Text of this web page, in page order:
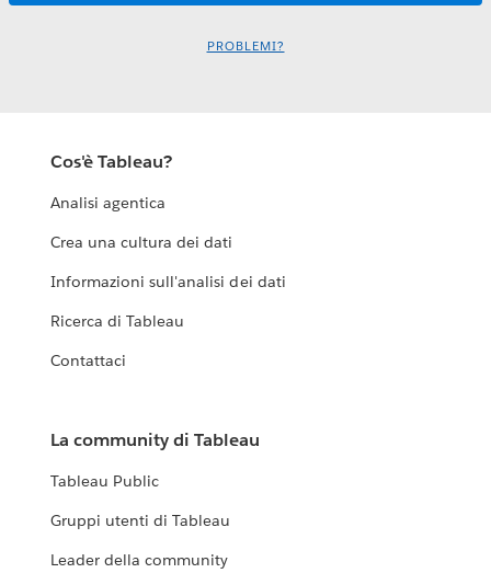
PROBLEMI?
Cos'è Tableau?
Analisi agentica
Crea una cultura dei dati
Informazioni sull'analisi dei dati
Ricerca di Tableau
Contattaci
La community di Tableau
Tableau Public
Gruppi utenti di Tableau
Leader della community